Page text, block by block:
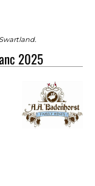
2025